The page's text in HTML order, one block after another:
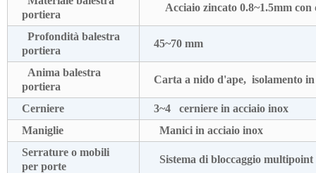
portiera
Acciaio zincato 0.8~1.5mm con
Profondità balestra
portiera
45~70 mm
Anima balestra
portiera
Carta a nido d'ape, isolamento
Cerniere
3~4 cerniere in acciaio inox
Maniglie
Manici in acciaio inox
Serrature o mobili
per porte
Sistema di bloccaggio multipoint